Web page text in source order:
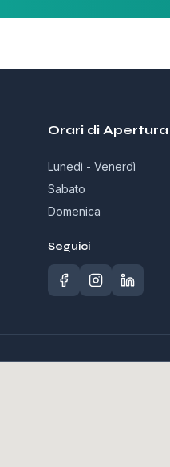
Orari di Apertura
Lunedì - Venerdì
Sabato
Domenica
Seguici